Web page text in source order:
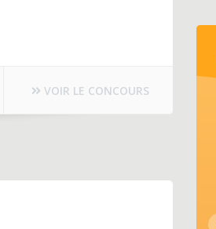
VOIR LE CONCOURS